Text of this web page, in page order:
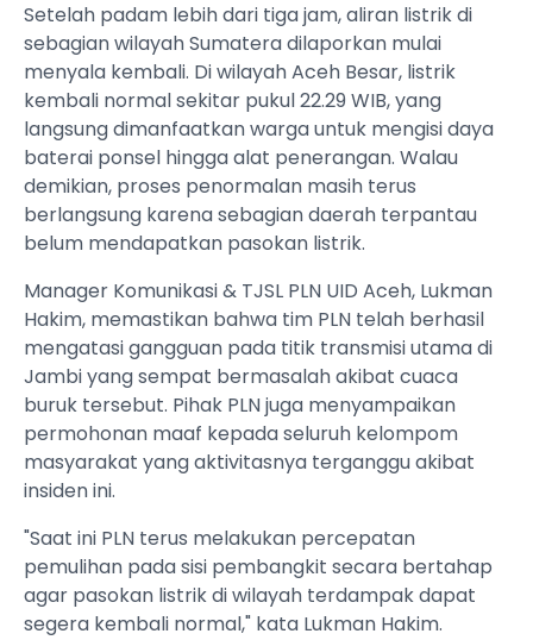
Setelah padam lebih dari tiga jam, aliran listrik di
sebagian wilayah Sumatera dilaporkan mulai
menyala kembali. Di wilayah Aceh Besar, listrik
kembali normal sekitar pukul 22.29 WIB, yang
langsung dimanfaatkan warga untuk mengisi daya
baterai ponsel hingga alat penerangan. Walau
demikian, proses penormalan masih terus
berlangsung karena sebagian daerah terpantau
belum mendapatkan pasokan listrik.
Manager Komunikasi & TJSL PLN UID Aceh, Lukman
Hakim, memastikan bahwa tim PLN telah berhasil
mengatasi gangguan pada titik transmisi utama di
Jambi yang sempat bermasalah akibat cuaca
buruk tersebut. Pihak PLN juga menyampaikan
permohonan maaf kepada seluruh kelompom
masyarakat yang aktivitasnya terganggu akibat
insiden ini.
"Saat ini PLN terus melakukan percepatan
pemulihan pada sisi pembangkit secara bertahap
agar pasokan listrik di wilayah terdampak dapat
segera kembali normal," kata Lukman Hakim.